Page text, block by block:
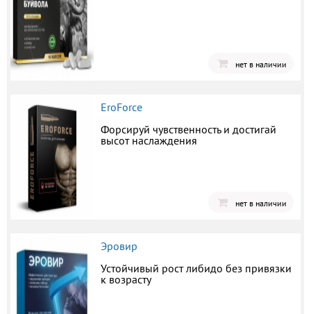
нет в наличии
EroForce
Форсируй чувственность и достигай
высот наслаждения
нет в наличии
Эровир
Устойчивый рост либидо без привязки
к возрасту